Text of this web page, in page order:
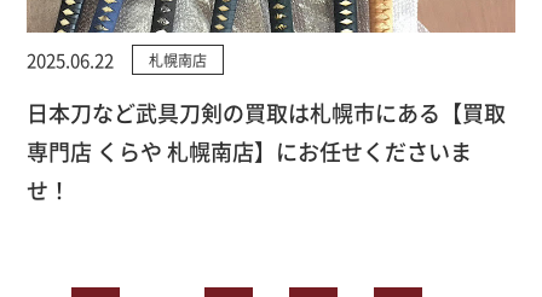
2025.06.22 札幌南店
日本刀など武具刀剣の買取は札幌市にある【買取
専門店 くらや 札幌南店】にお任せくださいま
せ！